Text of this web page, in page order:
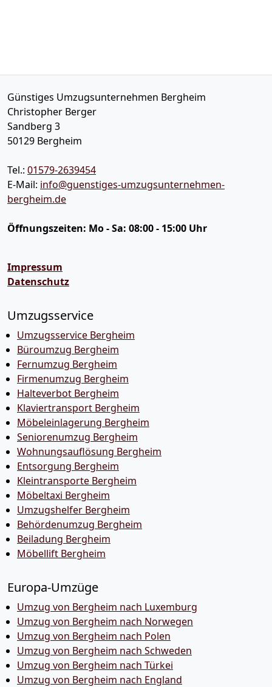
Günstiges Umzugsunternehmen Bergheim
Christopher Berger
Sandberg 3
50129 Bergheim
Tel.: 01579-2639454
E-Mail: info@guenstiges-umzugsunternehmen-
bergheim.de
Öffnungszeiten: Mo - Sa: 08:00 - 15:00 Uhr
Impressum
Datenschutz
Umzugsservice
Umzugsservice Bergheim
Büroumzug Bergheim
Fernumzug Bergheim
Firmenumzug Bergheim
Halteverbot Bergheim
Klaviertransport Bergheim
Möbeleinlagerung Bergheim
Seniorenumzug Bergheim
Wohnungsauflösung Bergheim
Entsorgung Bergheim
Kleintransporte Bergheim
Möbeltaxi Bergheim
Umzugshelfer Bergheim
Behördenumzug Bergheim
Beiladung Bergheim
Möbellift Bergheim
Europa-Umzüge
Umzug von Bergheim nach Luxemburg
Umzug von Bergheim nach Norwegen
Umzug von Bergheim nach Polen
Umzug von Bergheim nach Schweden
Umzug von Bergheim nach Türkei
Umzug von Bergheim nach England